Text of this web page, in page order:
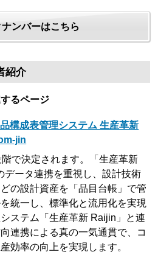
ンバーはこちら
紹介
るページ
構成表管理システム 生産革新
jin
で決定されます。「生産革新
データ連携を重視し、設計技術
の設計資産を「品目台帳」で管
統一し、標準化と流用化を実現
ステム「生産革新 Raijin」と連
連携による真の一気通貫で、コ
効率の向上を実現します。